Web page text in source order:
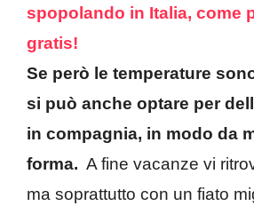
spopolando in Italia, come
gratis!
Se però le temperature
si può anche optare per
in compagnia, in modo da
forma. A fine vacanze vi
ma soprattutto con un fiato